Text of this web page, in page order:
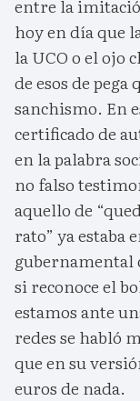
entre la
hoy en día que
la UCO o el ojo
de esos de
sanchismo. En
certificado de
en la palabra
no falso
aquello de
rato” ya estaba
gubernamental
si reconoce el
estamos ante
redes se habló
que en su
euros de nada.